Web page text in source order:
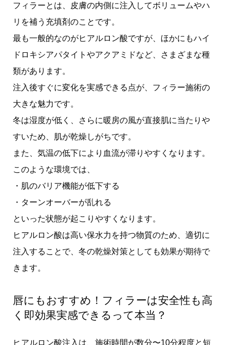
フィラーとは、皮膚の内側に注入してボリュームやハ
リを補う充填剤のことです。
最も一般的なのがヒアルロン酸ですが、ほかにもハイ
ドロキシアパタイトやアクアミドなど、さまざまな種
類があります。
注入後すぐに変化を実感できる点が、フィラー施術の
大きな魅力です。
冬は湿度が低く、さらに暖房の風が直接肌に当たりや
すいため、肌が乾燥しがちです。
また、気温の低下により血流が滞りやすくなります。
このような環境では、
・肌のバリア機能が低下する
・ターンオーバーが乱れる
といった状態が起こりやすくなります。
ヒアルロン酸は高い保水力を持つ物質のため、適切に
注入することで、冬の乾燥対策としても効果が期待で
きます。
唇にもおすすめ！フィラーは安全性も高
く即効果実感できるって本当？
ヒアルロン酸注入は、施術時間が数分〜10分程度と短